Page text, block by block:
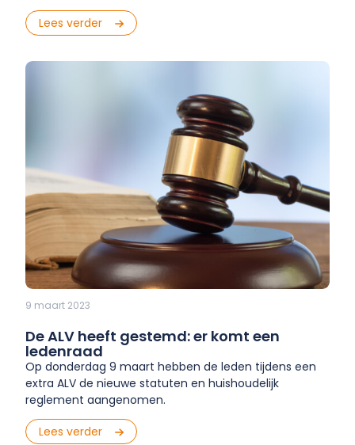
Lees verder
9 maart 2023
De ALV heeft gestemd: er komt een
ledenraad
Op donderdag 9 maart hebben de leden tijdens een
extra ALV de nieuwe statuten en huishoudelijk
reglement aangenomen.
Lees verder